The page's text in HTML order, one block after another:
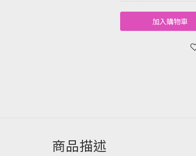
加入購物車
商品描述